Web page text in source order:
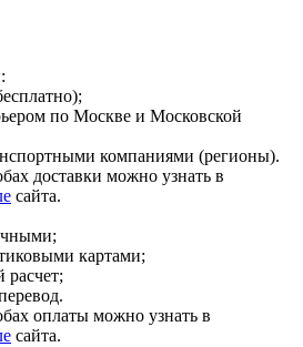
по Москве и Московской
компаниями (регионы).
доставки можно узнать в
сайта.
картами;
расчет;
оплаты можно узнать в
сайта.